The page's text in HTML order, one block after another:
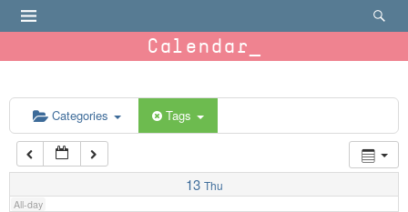
Calendar
Categories Tags
13 Thu
All-day
6:00 am
7:00 am